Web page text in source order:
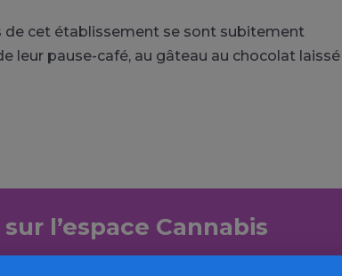
de cet établissement se sont subitement
leur pause-café, au gâteau au chocolat laissé
l’espace Cannabis